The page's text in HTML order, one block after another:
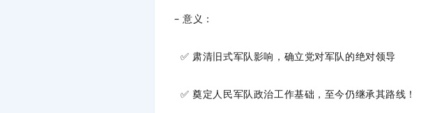
– 意义：
✅ 肃清旧式军队影响，确立党对军队的绝对领导
✅ 奠定人民军队政治工作基础，至今仍继承其路线！